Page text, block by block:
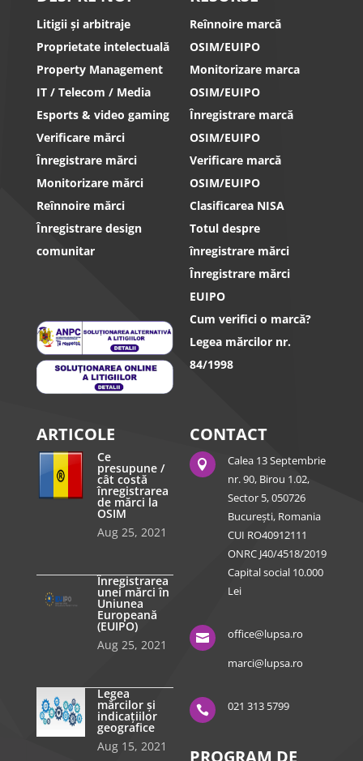
Litigii și arbitraje
Proprietate intelectuală
Property Management
IT / Telecom / Media
Esports & video gaming
Verificare mărci
Înregistrare mărci
Monitorizare mărci
Reînnoire mărci
Înregistrare design
comunitar
Reînnoire marcă
OSIM/EUIPO
Monitorizare marca
OSIM/EUIPO
Înregistrare marcă
OSIM/EUIPO
Verificare marcă
OSIM/EUIPO
Clasificarea NISA
Totul despre
înregistrare mărci
Înregistrare mărci
EUIPO
Cum verifici o marcă?
Legea mărcilor nr.
84/1998
ARTICOLE
Ce
presupune /
cât costă
înregistrarea
de mărci la
OSIM
Aug 25, 2021
Înregistrarea
unei mărci în
Uniunea
Europeană
(EUIPO)
Aug 25, 2021
Legea
mărcilor și
indicațiilor
geografice
Aug 15, 2021
CONTACT

Calea 13 Septembrie
nr. 90, Birou 1.02,
Sector 5, 050726
București, Romania
CUI RO40912111
ONRC J40/4518/2019
Capital social 10.000
Lei

office@lupsa.ro
marci@lupsa.ro
 021 313 5799